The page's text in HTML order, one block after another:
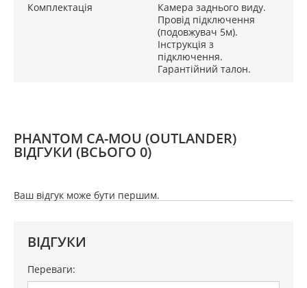
Комплектація
Камера заднього виду.
Провід підключення
(подовжувач 5м).
Інструкція з
підключення.
Гарантійний талон.
PHANTOM CA-MOU (OUTLANDER)
ВІДГУКИ (ВСЬОГО 0)
Ваш відгук може бути першим.
ВІДГУКИ
Переваги: